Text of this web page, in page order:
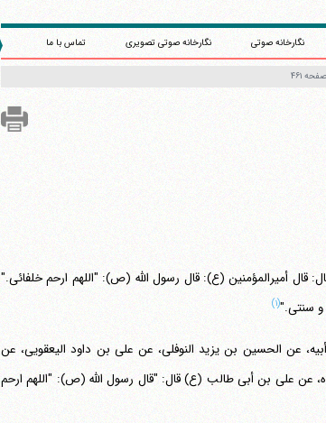
نگارخانه صوتی نگارخانه صوتی تصویری تماس با ما
صفحه ۴۶۱
قال أمیرالمؤمنین (ع): قال رسول الله (ص): "اللهم ارحم خلفائی."
و سنتی."(۱)
عن الحسین بن یزید النوفلی، عن علی بن داود الیعقویی، عن
عن علی بن أبی طالب (ع) قال: "قال رسول الله (ص): "اللهم ارحم